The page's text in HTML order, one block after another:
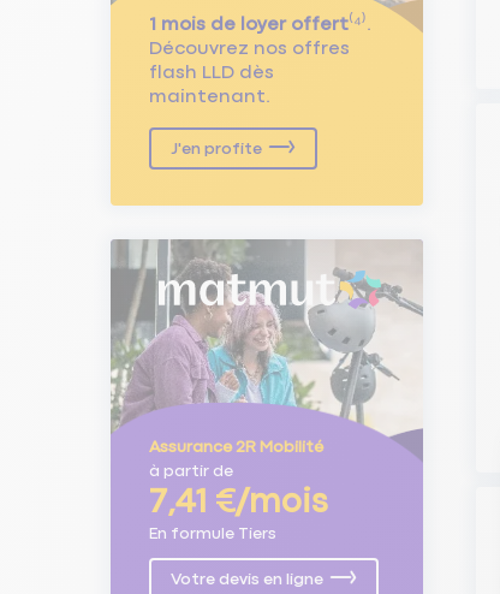
1 mois de loyer offert⁽⁴⁾.
Découvrez nos offres
flash LLD dès
maintenant.
J'en profite
Assurance 2R Mobilité
à partir de
7,41 €/mois
En formule Tiers
Votre devis en ligne